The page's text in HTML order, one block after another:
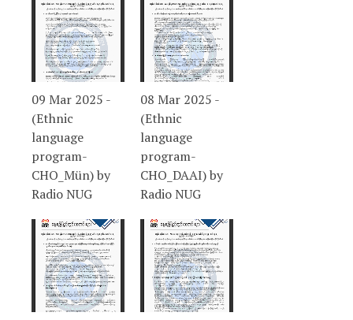
09 Mar 2025 -
(Ethnic
language
program-
CHO_Mün) by
Radio NUG
08 Mar 2025 -
(Ethnic
language
program-
CHO_DAAI) by
Radio NUG